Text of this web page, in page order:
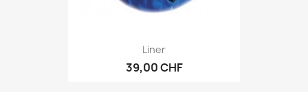
Liner
39,00 CHF